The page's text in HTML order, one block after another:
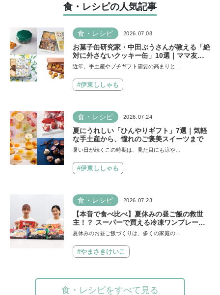
食・レシピの人気記事
食・レシピ 2026.07.08
お菓子缶研究家・中田ぷうさんが教える「絶
対に外さないクッキー缶」10選｜ママ友や
義実家への贈り物、自分へのご褒美に！
近年、手土産やプチギフト需要の高まりと…
#伊東ししゃも
食・レシピ 2026.07.24
夏にうれしい「ひんやりギフト」7選｜気軽
な手土産から、憧れのご褒美スイーツまで
暑い日が続くこの時期は、見た目にも涼や…
#伊東ししゃも
食・レシピ 2026.07.23
【本音で食べ比べ】夏休みの昼ご飯の救世
主！？ スーパーで買える冷凍ワンプレート
弁当をママたちが試食！
夏休みのお昼ご飯づくりは、多くの家庭の…
#やまさきけいこ
食・レシピをすべて見る